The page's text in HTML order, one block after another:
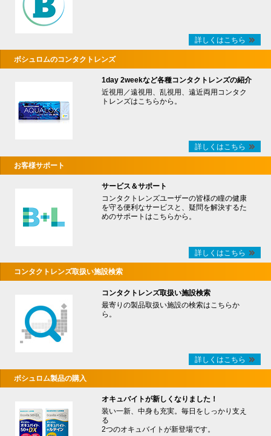
詳しくはこちら
ボシュロムのコンタクトレンズ
1day 2weekなど各種コンタクトレンズの紹介
近視用／遠視用、乱視用、遠近両用コンタク
トレンズはこちらから。
詳しくはこちら
お客様サポート
サービス＆サポート
コンタクトレンズユーザーの皆様の瞳の健康
を守る便利なサービスと、疑問を解決するた
めのサポートはこちらから。
詳しくはこちら
コンタクトレンズ取扱い施設検索
コンタクトレンズ取扱い施設検索
最寄りの製品取扱い施設の検索はこちらか
ら。
詳しくはこちら
ボシュロム製品の購入
オキュバイトが新しくなりました！
装い一新、中身も充実。毎日をしっかり支え
る
2つのオキュバイトが新登場です。